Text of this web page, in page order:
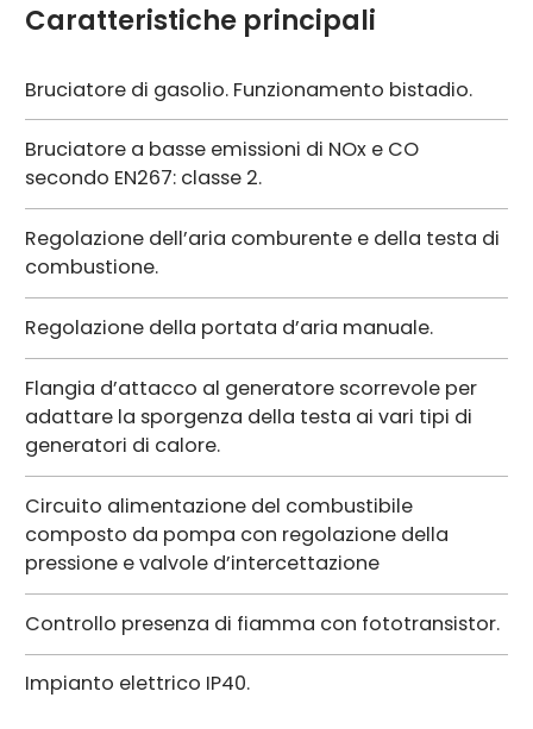
Caratteristiche principali
Bruciatore di gasolio. Funzionamento bistadio.
Bruciatore a basse emissioni di NOx e CO
secondo EN267: classe 2.
Regolazione dell’aria comburente e della testa di
combustione.
Regolazione della portata d’aria manuale.
Flangia d’attacco al generatore scorrevole per
adattare la sporgenza della testa ai vari tipi di
generatori di calore.
Circuito alimentazione del combustibile
composto da pompa con regolazione della
pressione e valvole d’intercettazione
Controllo presenza di fiamma con fototransistor.
Impianto elettrico IP40.